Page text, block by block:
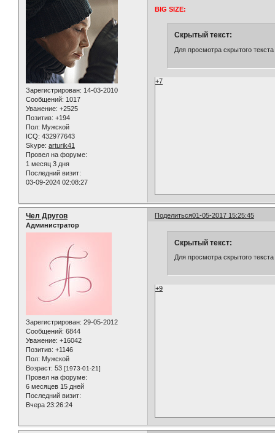
Зарегистрирован: 14-03-2010
Сообщений: 1017
Уважение: +2525
Позитив: +194
Пол: Мужской
ICQ: 432977643
Skype: arturik41
Провел на форуме:
1 месяц 3 дня
Последний визит:
03-09-2024 02:08:27
BIG SIZE:
Скрытый текст:
Для просмотра скрытого
+7
Поделиться01-05-2017 15:25:45
Чел Другов
Администратор
Зарегистрирован: 29-05-2012
Сообщений: 6844
Уважение: +16042
Позитив: +1146
Пол: Мужской
Возраст: 53 [1973-01-21]
Провел на форуме:
6 месяцев 15 дней
Последний визит:
Вчера 23:26:24
Скрытый текст:
Для просмотра скрытого
+9